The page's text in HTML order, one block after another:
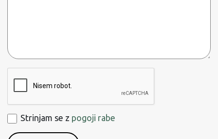
Strinjam
se
Strinjam se z pogoji rabe